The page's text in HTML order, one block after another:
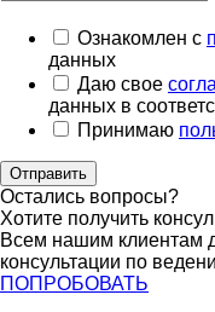
Ознакомлен с
данных
Даю свое
данных в
Принимаю
Отправить
Остались вопросы?
Хотите получить
Всем нашим клиентам
консультации по
ПОПРОБОВАТЬ